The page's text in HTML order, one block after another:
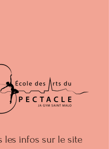
les infos sur le site